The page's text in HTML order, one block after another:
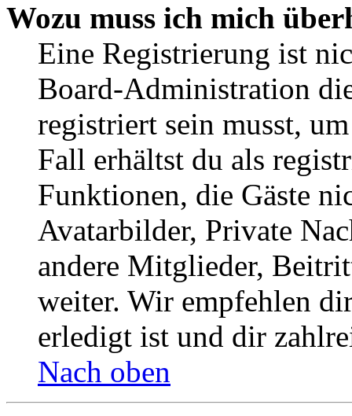
Wozu muss ich mich
Eine Registrierung ist
Board-Administration
registriert sein musst,
Fall erhältst du als
Funktionen, die Gäste
Avatarbilder, Private
andere Mitglieder,
weiter. Wir empfehlen
erledigt ist und dir
Nach oben